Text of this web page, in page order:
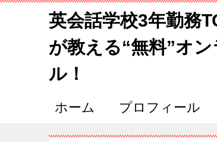
英会話学校3年勤務
が教える“無料”オ
ル！
ホーム プロフィール